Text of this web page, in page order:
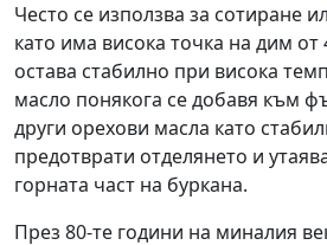
Често се използва за сотиране
като има висока точка на дим от
остава стабилно при висока
масло понякога се добавя към
други орехови масла като
предотврати отделянето и
горната част на буркана.
През 80-те години на миналия